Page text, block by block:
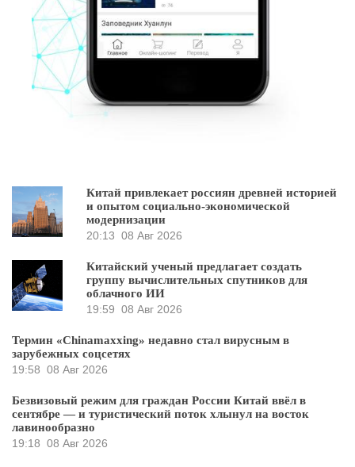
Китай привлекает россиян древней историей
и опытом социально-экономической
модернизации
20:13 08 Авг 2026
Китайский ученый предлагает создать
группу вычислительных спутников для
облачного ИИ
19:59 08 Авг 2026
Термин «Chinamaxxing» недавно стал вирусным в
зарубежных соцсетях
19:58 08 Авг 2026
Безвизовый режим для граждан России Китай ввёл в
сентябре — и туристический поток хлынул на восток
лавинообразно
19:18 08 Авг 2026